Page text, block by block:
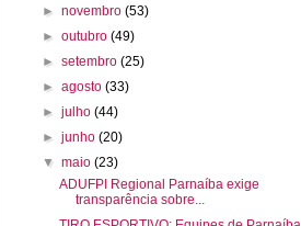
►novembro(53)
►outubro(49)
►setembro(25)
►agosto(33)
►julho(44)
►junho(20)
▼maio(23)
ADUFPI Regional Parnaíba exige
transparência sobre...